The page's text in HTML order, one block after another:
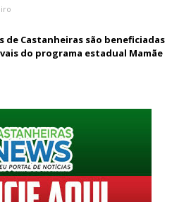
de Castanheiras são beneficiadas
do programa estadual Mamãe